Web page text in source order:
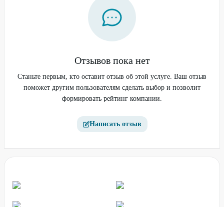
Отзывов пока нет
Станьте первым, кто оставит отзыв об этой услуге. Ваш отзыв
поможет другим пользователям сделать выбор и позволит
формировать рейтинг компании.
Написать отзыв